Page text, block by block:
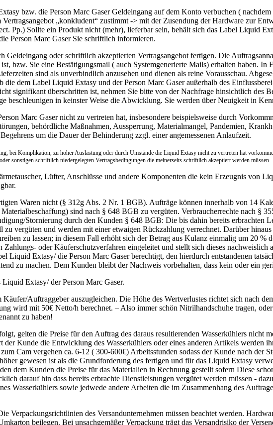
bzw. die Person Marc Gaser Geldeingang auf dem Konto verbuchen (
„konkludent“ zustimmt -> mit der Zusendung der Hardware zur
Pp.) Sollte ein Produkt nicht (mehr), lieferbar sein, behält sich das Label Liquid
Person Marc Gaser Sie schriftlich informieren.
oder schriftlich akzeptierten Vertragsangebot fertigen. Die
bzw. Sie eine Bestätigungsmail ( auch Systemgenerierte Mails) erhalten haben.
sind als unverbindlich anzusehen und dienen als reine Vorausschau.
dem Label Liquid Extasy und der Person Marc Gaser außerhalb des
signifikant überschritten ist, nehmen Sie bitte von der Nachfrage hinsichtlich des
beschleunigen in keinster Weise die Abwicklung. Sie werden über Neuigkeit in
Marc Gaser nicht zu vertreten hat, insbesondere beispielsweise durch
behördliche Maßnahmen, Aussperrung, Materialmangel, Pandemien,
um die Dauer der Behinderung zzgl. einer angemessenen Anlaufzeit.
bei Komplikation, zu hoher Auslastung oder durch Umstände die Liquid Extasy nicht zu vertreten hat
sonstigen schriftlich niedergelegten Vertragsbedingungen die meinerseits schriftlich akzeptiert werden müssen.
Lüfter, Anschlüsse und andere Komponenten die kein Erzeugnis von
Waren nicht (§ 312g Abs. 2 Nr. 1 BGB). Aufträge können innerhalb von 14
sind nach § 648 BGB zu vergüten. Verbraucherrechte nach §
Stornierung durch den Kunden § 648 BGB: Die bis dahin bereits erbrachten
vergüten und werden mit einer etwaigen Rückzahlung verrechnet. Darüber hinaus
zu lassen; in diesem Fall erhöht sich der Betrag aus Kulanz einmalig um 20 %
oder Käuferschutzverfahren eingeleitet und stellt sich dieses nachweislich
Liquid Extasy/ die Person Marc Gaser berechtigt, den hierdurch entstandenen
zu machen. Dem Kunden bleibt der Nachweis vorbehalten, dass kein oder ein
Extasy/ der Person Marc Gaser.
Auftraggeber auszugleichen. Die Höhe des Wertverlustes richtet sich nach
wird mit 50€ Netto/h berechnet. – Also immer schön Nitrilhandschuhe tragen,
zu haben!
gelten die Preise für den Auftrag des daraus resultierenden Wasserkühlers nicht
Kunde die Entwicklung des Wasserkühlers oder eines anderen Artikels werden
Cam vergehen ca. 6-12 ( 300-600€) Arbeitsstunden sodass der Kunde nach der
gewesen ist als die Grundforderung des fertigen und für das Liquid Extasy
dem Kunden die Preise für das Materialien in Rechnung gestellt sofern Diese
darauf hin dass bereits erbrachte Dienstleistungen vergütet werden müssen -
Wasserkühlers sowie jedwede andere Arbeiten die im Zusammenhang des
Verpackungsrichtlinien des Versandunternehmen müssen beachtet werden.
beilegen. Bei unsachgemäßer Verpackung trägt das Versandrisiko der